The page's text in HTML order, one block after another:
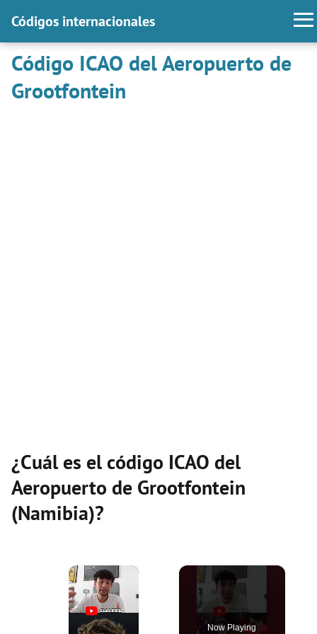
Códigos internacionales
Código ICAO del Aeropuerto de
Grootfontein
¿Cuál es el código ICAO del
Aeropuerto de Grootfontein
(Namibia)?
×
Now Playing